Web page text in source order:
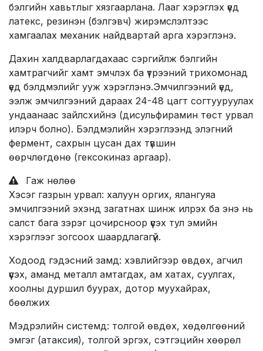
бэлгийн хавьтлыг хязгаарлана. Лааг хэрэглэх үед
латекс, резинэн (бэлгэвч) жирэмслэлтээс
хамгаалах механик найдвартай арга хэрэглэнэ.
Дахин халдварлагдахаас сэргийлж бэлгийн
хамтрагчийг хамт эмчлэх ба үтрээний трихомонад
үед бэлдмэлийг ууж хэрэглэнэ.Эмчилгээний үед,
ээлж эмчилгээний дараах 24-48 цагт согтууруулах
ундаанаас зайлсхийнэ (дисульфирамин төст урвал
илэрч болно). Бэлдмэлийн хэрэглээнд элэгний
фермент, сахрын цусан дах түвшин
өөрчлөгдөнө (гексокиназ аргаар).
Гаж нөлөө
Хэсэг газрын урвал: халуун оргих, ялангуяа
эмчилгээний эхэнд загатнах шинж илрэх ба энэ нь
салст бага зэрэг цочирсноор үүсэх тул эмийн
хэрэглээг зогсоох шаардлагагүй.
Ходоод гэдэсний замд: хэвлийгээр өвдөх, агчил
үүсэх, аманд металл амтагдах, ам хатах, суулгах,
хоолны дуршил буурах, дотор муухайрах,
бөөлжих
Мэдрэлийн системд: толгой өвдөх, хөдөлгөөний
эмгэг (атаксия), толгой эргэх, сэтгэцийн хөөрөл